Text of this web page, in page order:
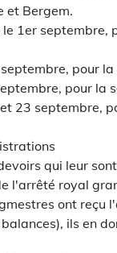
et Bergem.
1er septembre,
pour la
pour la
23 septembre,
qui leur
l'arrêté royal
ont reçu
ils en